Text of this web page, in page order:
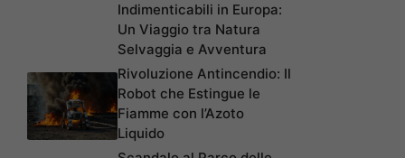
Indimenticabili in Europa:
Un Viaggio tra Natura
Selvaggia e Avventura
Rivoluzione Antincendio: Il
Robot che Estingue le
Fiamme con l’Azoto
Liquido